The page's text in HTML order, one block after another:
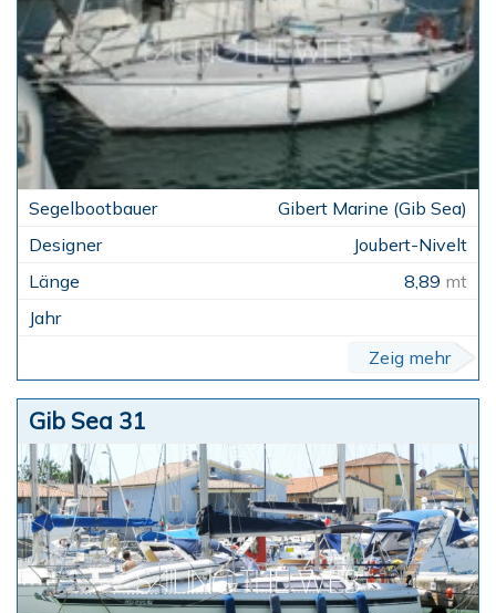
Gibert Marine (Gib Sea)
Joubert-Nivelt
8,89 mt
Zeig mehr
Gib Sea 31